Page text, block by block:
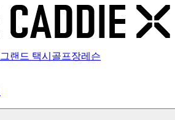
그랜드 택시 골프장레슨